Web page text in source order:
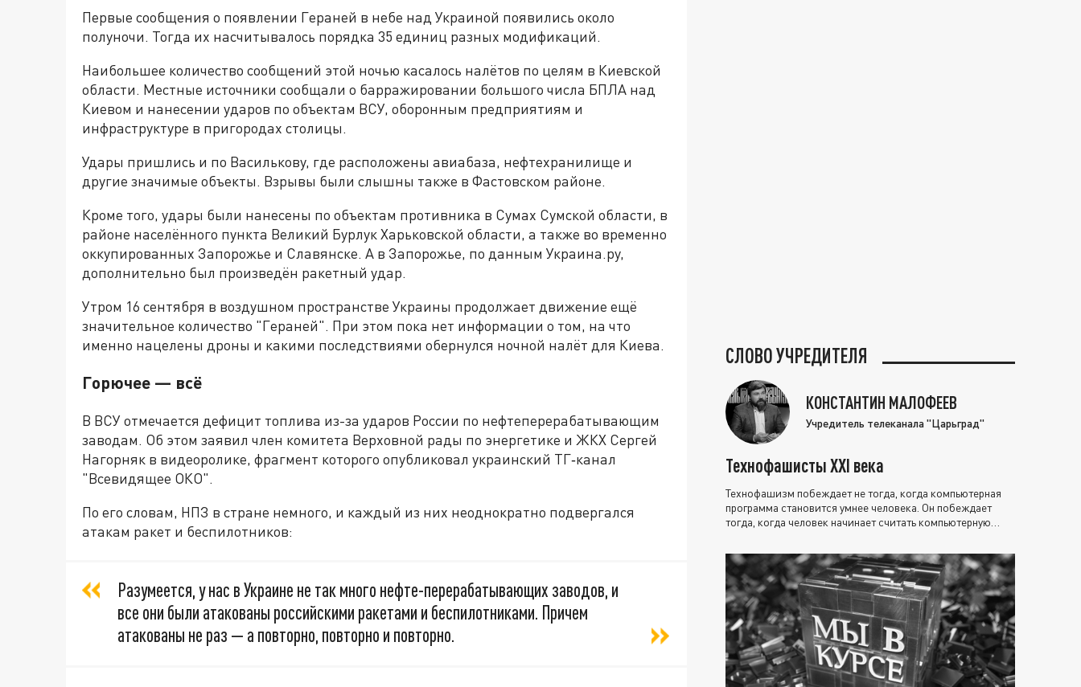
Первые сообщения о появлении Гераней в небе над Украиной появились около
полуночи. Тогда их насчитывалось порядка 35 единиц разных модификаций.
Наибольшее количество сообщений этой ночью касалось налётов по целям в Киевской
области. Местные источники сообщали о барражировании большого числа БПЛА над
Киевом и нанесении ударов по объектам ВСУ, оборонным предприятиям и
инфраструктуре в пригородах столицы.
Удары пришлись и по Василькову, где расположены авиабаза, нефтехранилище и
другие значимые объекты. Взрывы были слышны также в Фастовском районе.
Кроме того, удары были нанесены по объектам противника в Сумах Сумской области, в
районе населённого пункта Великий Бурлук Харьковской области, а также во временно
оккупированных Запорожье и Славянске. А в Запорожье, по данным Украина.ру,
дополнительно был произведён ракетный удар.
Утром 16 сентября в воздушном пространстве Украины продолжает движение ещё
значительное количество "Гераней". При этом пока нет информации о том, на что
именно нацелены дроны и какими последствиями обернулся ночной налёт для Киева.
Горючее — всё
В ВСУ отмечается дефицит топлива из-за ударов России по нефтеперерабатывающим
заводам. Об этом заявил член комитета Верховной рады по энергетике и ЖКХ Сергей
Нагорняк в видеоролике, фрагмент которого опубликовал украинский TГ‑канал
"Всевидящее ОКО".
По его словам, НПЗ в стране немного, и каждый из них неоднократно подвергался
атакам ракет и беспилотников:
Разумеется, у нас в Украине не так много нефте-перерабатывающих заводов, и
все они были атакованы российскими ракетами и беспилотниками. Причем
атакованы не раз — а повторно, повторно и повторно.
СЛОВО УЧРЕДИТЕЛЯ
КОНСТАНТИН МАЛОФЕЕВ
Учредитель телеканала "Царьград"
Технофашисты XXI века
Технофашизм побеждает не тогда, когда компьютерная
программа становится умнее человека. Он побеждает
тогда, когда человек начинает считать компьютерную